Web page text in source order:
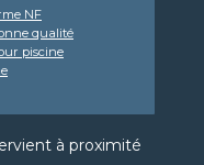
NF
qualité
piscine
à proximité